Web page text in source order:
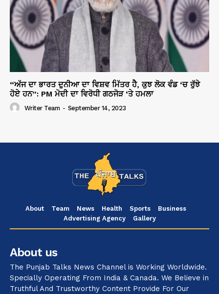
“ਅੱਜ ਦਾ ਭਾਰਤ ਦੁਨੀਆ ਦਾ ਵਿਸ਼ਵ ਮਿੱਤਰ ਹੈ, ਕੁਝ ਲੋਕ ਵੰਡ ‘ਚ ਰੁੱਝੇ
ਹੋਏ ਹਨ”: PM ਮੋਦੀ ਦਾ ਵਿਰੋਧੀ ਗਠਜੋੜ ‘ਤੇ ਹਮਲਾ
Writer Team - September 14, 2023
About Team News Health Sports
Business
Advertising Agency
Gallery
About us
The Punjab Talks News Channel is Working Worldwide.
Specially Operating From India & Canada. We Believe in
Truthful And Trustworthy Content Provide For Our